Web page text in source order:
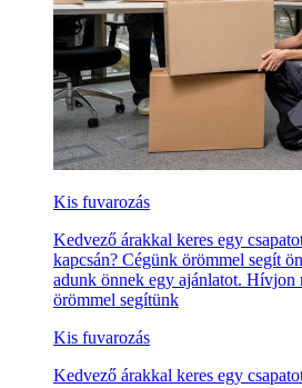
Kis fuvarozás
Kedvező árakkal keres egy
kapcsán? Cégünk örömmel segít
adunk önnek egy ajánlatot. Hívjon
örömmel segítünk
Kis fuvarozás
Kedvező árakkal keres egy